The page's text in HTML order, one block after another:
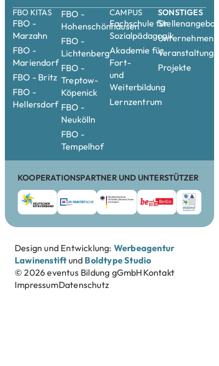
FBO KITAS
FBO -
Marzahn
FBO -
Mariendorf
FBO - Britz
FBO -
Hellersdorf
FBO -
Hohenschönhausen
FBO -
Lichtenberg
FBO -
Treptow-
Köpenick
FBO -
Neukölln
FBO -
Tempelhof
CAMPUS
Fachschule für
Sozialpädagogik
Akademie für
Fort-
und
Weiterbildung
Lernzentrum
SONSTIGES
Projekte
KOOPERATIONSPARTNER UND UNTERSTÜTZER
Design und Entwicklung: Werbeagentur
Lawinenstift und Boldtype Studio
© 2026 eventus Bildung gGmbHKontakt
ImpressumDatenschutz